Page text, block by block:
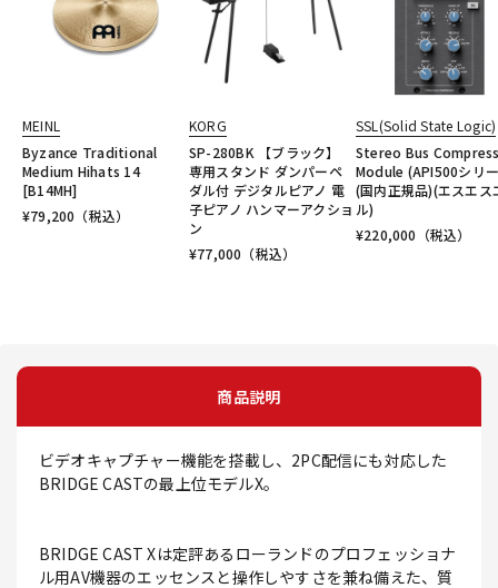
MEINL
Byzance Traditional
Medium Hihats 14
[B14MH]
¥79,200 （税込）
KORG
SP-280BK 【ブラック】
専用スタンド ダンパーペ
ダル付 デジタルピアノ 電
子ピアノ ハンマーアクショ
ン
¥77,000 （税込）
SSL(Solid State Logic)
Stereo Bus
Module (API500シリ
(国内正規品)(エスエス
ル)
¥220,000 （税込）
商品説明
ビデオキャプチャー機能を搭載し、2PC配信にも対応した
BRIDGE CASTの最上位モデルX。
BRIDGE CAST Xは定評あるローランドのプロフェッショナ
ル用AV機器のエッセンスと操作しやすさを兼ね備えた、質